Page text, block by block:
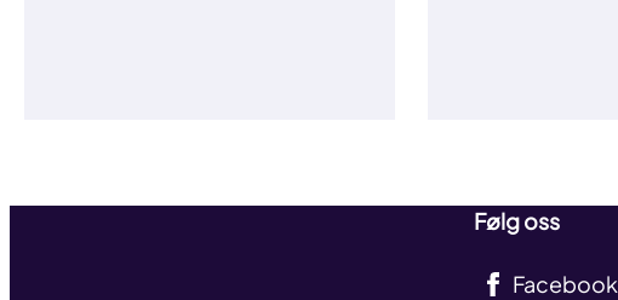
Følg oss
Facebook